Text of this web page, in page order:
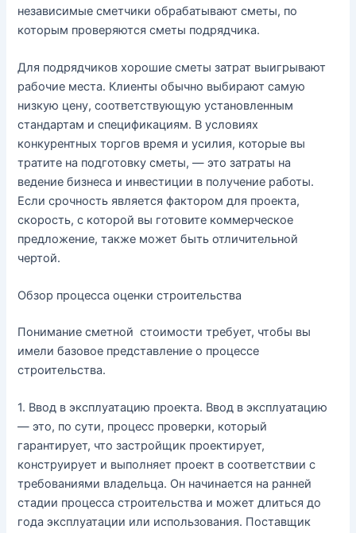
независимые сметчики обрабатывают сметы, по
которым проверяются сметы подрядчика.
Для подрядчиков хорошие сметы затрат выигрывают
рабочие места. Клиенты обычно выбирают самую
низкую цену, соответствующую установленным
стандартам и спецификациям. В условиях
конкурентных торгов время и усилия, которые вы
тратите на подготовку сметы, — это затраты на
ведение бизнеса и инвестиции в получение работы.
Если срочность является фактором для проекта,
скорость, с которой вы готовите коммерческое
предложение, также может быть отличительной
чертой.
Обзор процесса оценки строительства
Понимание сметной стоимости требует, чтобы вы
имели базовое представление о процессе
строительства.
1. Ввод в эксплуатацию проекта. Ввод в эксплуатацию
— это, по сути, процесс проверки, который
гарантирует, что застройщик проектирует,
конструирует и выполняет проект в соответствии с
требованиями владельца. Он начинается на ранней
стадии процесса строительства и может длиться до
года эксплуатации или использования. Поставщик